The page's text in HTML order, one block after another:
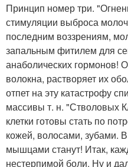
Принцип номер три.
стимуляции выброса
последним воззрениям,
запальным фитилем для
анаболических гормонов!
волокна, растворяет их
отпет на эту катастрофу
массивы т. н. "Стволовых
клетки готовы стать по
кожей, волосами, зубами.
мышцами станут! Итак,
нестерпимой боли. Ну и